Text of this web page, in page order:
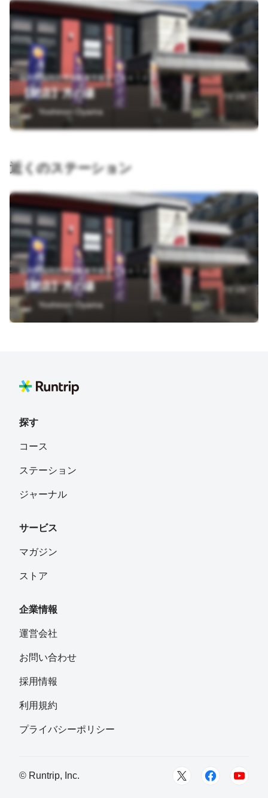
福岡県福岡市博多区東平尾１丁目４－３５
【閉店】月の湯
Yoshinori Oyama
近くのステーション
福岡県福岡市博多区東平尾１丁目４－３５
【閉店】月の湯
Yoshinori Oyama
探す
コース
ステーション
ジャーナル
サービス
マガジン
ストア
企業情報
運営会社
お問い合わせ
採用情報
利用規約
プライバシーポリシー
© Runtrip, Inc.